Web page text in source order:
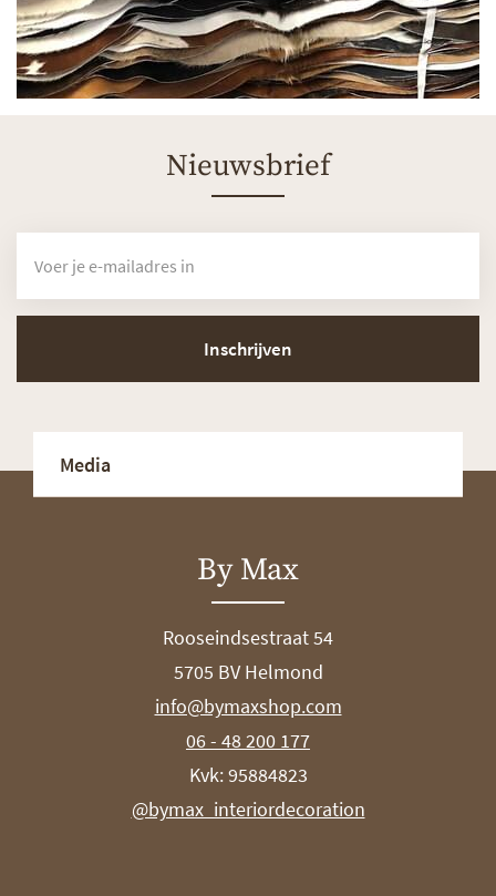
Nieuwsbrief
Inschrijven
Media
By Max
Rooseindsestraat 54
5705 BV Helmond
info@bymaxshop.com
06 - 48 200 177
Kvk: 95884823
@bymax_interiordecoration